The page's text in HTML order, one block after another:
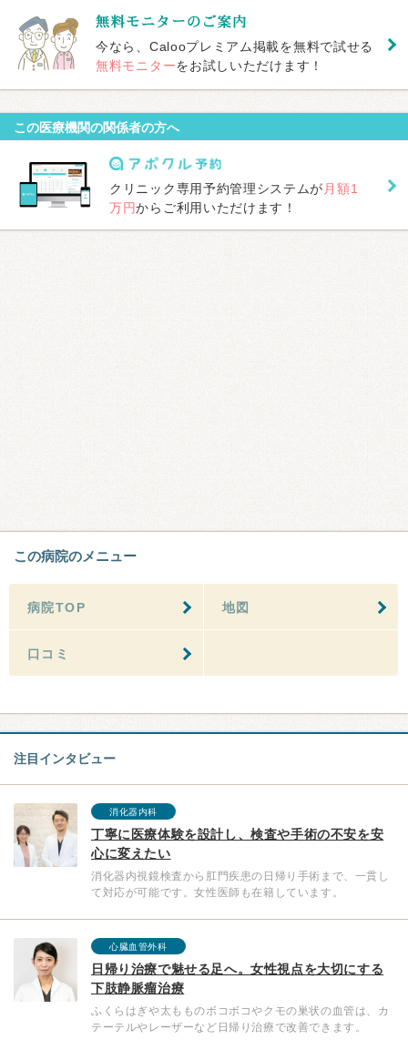
今なら、Calooプレミアム掲載を無料で試せる
無料モニターをお試しいただけます！
この医療機関の関係者の方へ
クリニック専用予約管理システムが 月額1
万円からご利用いただけます！
この病院のメニュー
病院TOP 地図
口コミ
注目インタビュー
消化器内科
丁寧に医療体験を設計し、検査や手術の不安を安
心に変えたい
消化器内視鏡検査から肛門疾患の日帰り手術まで、一貫し
て対応が可能です。女性医師も在籍しています。
心臓血管外科
日帰り治療で魅せる足へ。女性視点を大切にする
下肢静脈瘤治療
ふくらはぎや太もものボコボコやクモの巣状の血管は、カ
テーテルやレーザーなど日帰り治療で改善できます。